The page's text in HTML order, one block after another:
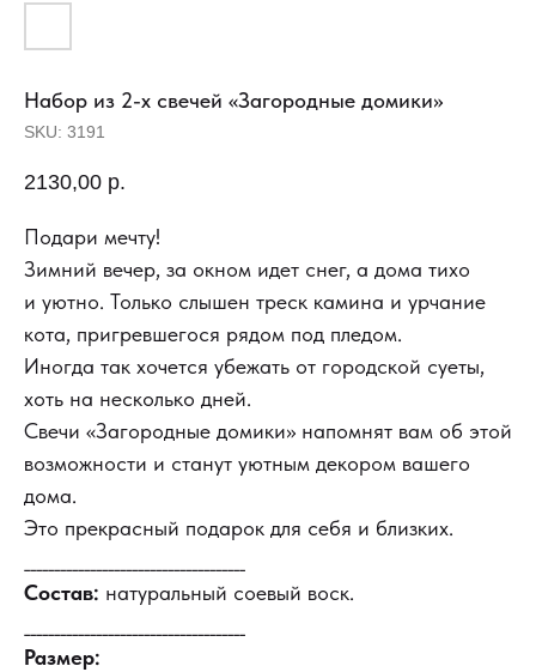
Набор из 2-х свечей «Загородные домики»
SKU: 3191
2130,00 р.
Подари мечту!
Зимний вечер, за окном идет снег, а дома тихо
и уютно. Только слышен треск камина и урчание
кота, пригревшегося рядом под пледом.
Иногда так хочется убежать от городской суеты,
хоть на несколько дней.
Свечи «Загородные домики» напомнят вам об этой
возможности и станут уютным декором вашего
дома.
Это прекрасный подарок для себя и близких.
Состав: натуральный соевый воск.
Размер: